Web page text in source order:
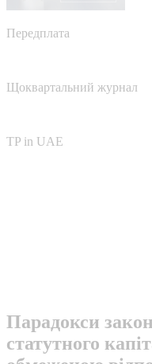
Передплата
Щоквартальний журнал
TP in UAE
Парадокси
статутного